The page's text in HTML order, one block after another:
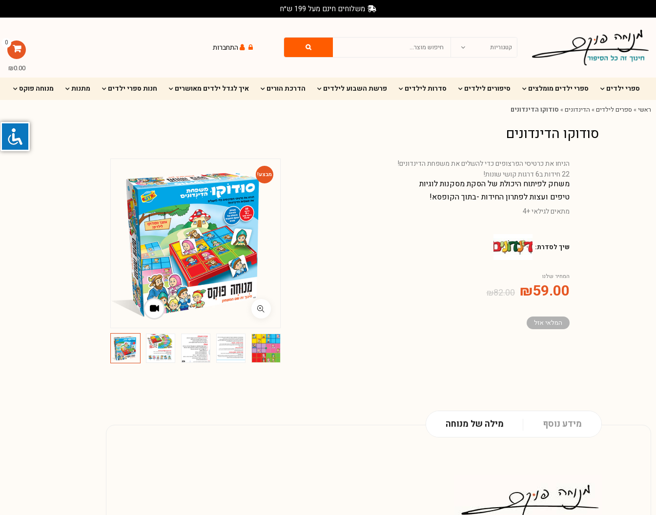
משלוחים חינם מעל 199 ש״ח
התחברות 0
₪0.00
ספרי ילדים ספרי ילדים מומלצים סיפורים לילדים סדרות לילדים פרשת השבוע לילדים הדרכת הורים איך לגדל ילדים מאושרים חנות ספרי ילדים מתנות מנוחה פוקס
ראשי» ספרים לילדים» הדינדונים» סודוקו הדינדונים
סודוקו הדינדונים
הניחו את כרטיסי הפרצופים כדי להשלים את משפחת הדינדונים!
22 חידות ב6 דרגות קושי שונות!
משחק לפיתוח היכולת של הסקת מסקנות לוגיות
טיפים ועצות לפתרון החידות -בתוך הקופסא!
מתאים לגילאי +4
שיך לסדרת:
המחיר שלנו
₪82.00 ₪59.00
המלאי אזל
מבצע!
מילה של מנוחה מידע נוסף